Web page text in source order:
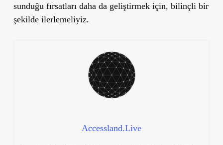
sunduğu fırsatları daha da geliştirmek için, bilinçli bir
şekilde ilerlemeliyiz.
Accessland.Live